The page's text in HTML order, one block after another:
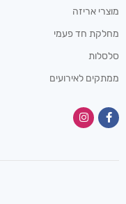
מוצרי אריזה
מחלקת חד פעמי
סלסלות
ממתקים לאירועים